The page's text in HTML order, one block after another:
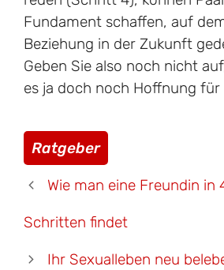
Fundament schaffen, auf
Beziehung in der Zukunft
Geben Sie also noch nicht
es ja doch noch Hoffnung für
Kategorien
Ratgeber
Wie man eine Freundin in
Schritten findet
Ihr Sexualleben neu